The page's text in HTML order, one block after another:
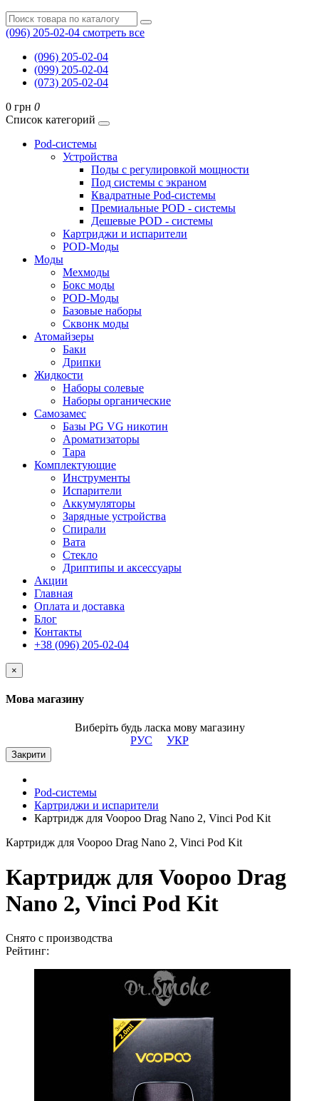
(096) 205-02-04 смотреть все
(096) 205-02-04
(099) 205-02-04
(073) 205-02-04
0 грн 0
Список категорий
Pod-системы
Устройства
Поды с регулировкой мощности
Под системы с экраном
Квадратные Pod-системы
Премиальные POD - системы
Дешевые POD - системы
Картриджи и испарители
POD-Моды
Моды
Мехмоды
Бокс моды
POD-Моды
Базовые наборы
Сквонк моды
Атомайзеры
Баки
Дрипки
Жидкости
Наборы солевые
Наборы органические
Самозамес
Базы PG VG никотин
Ароматизаторы
Тара
Комплектующие
Инструменты
Испарители
Аккумуляторы
Зарядные устройства
Спирали
Вата
Стекло
Дриптипы и аксессуары
Акции
Главная
Оплата и доставка
Блог
Контакты
+38 (096) 205-02-04
×
Мова магазину
Виберіть будь ласка мову магазину
РУС
УКР
Закрити
Pod-системы
Картриджи и испарители
Картридж для Voopoo Drag Nano 2, Vinci Pod Kit
Картридж для Voopoo Drag Nano 2, Vinci Pod Kit
Картридж для Voopoo Drag
Nano 2, Vinci Pod Kit
Снято с производства
Рейтинг: